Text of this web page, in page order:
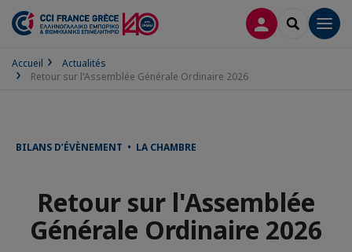
CONNEXION
Accueil
Actualités
Retour sur l'Assemblée Générale Ordinaire 2026
BILANS D’ÉVÈNEMENT • LA CHAMBRE
Retour sur l'Assemblée
Générale Ordinaire 2026